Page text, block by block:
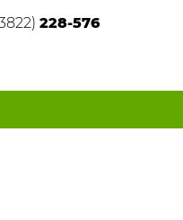
228-576